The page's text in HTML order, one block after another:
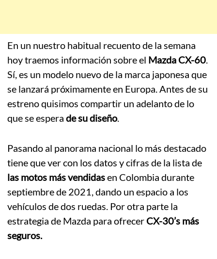
En un nuestro habitual recuento de la semana
hoy traemos información sobre el Mazda CX-60.
Sí, es un modelo nuevo de la marca japonesa que
se lanzará próximamente en Europa. Antes de su
estreno quisimos compartir un adelanto de lo
que se espera de su diseño.
Pasando al panorama nacional lo más destacado
tiene que ver con los datos y cifras de la lista de
las motos más vendidasen Colombia durante
septiembre de 2021, dando un espacio a los
vehículos de dos ruedas. Por otra parte la
estrategia de Mazda para ofrecer CX-30’s más
seguros.